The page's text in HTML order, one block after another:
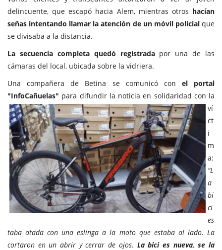
delincuente, que escapó hacia Alem, mientras otros hacían
señas intentando llamar la atención de un móvil policial que
se divisaba a la distancia.
La secuencia completa quedó registradapor una de las
cámaras del local, ubicada sobre la vidriera.
Una compañera de Betina se comunicó con el portal
"InfoCañuelas" para difundir la noticia en solidaridad con la
ví
ct
i
m
a:
“L
a
bi
ci
es
taba atada con una eslinga a la moto que estaba al lado. La
cortaron en un abrir y cerrar de ojos. La bici es nueva, se la